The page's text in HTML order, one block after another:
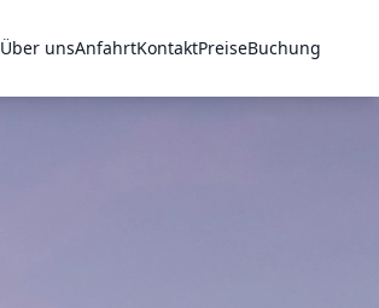
Über unsAnfahrtKontaktPreiseBuchung